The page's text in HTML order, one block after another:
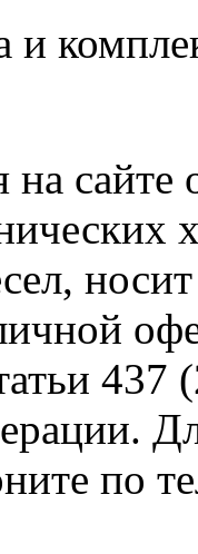
и
сайте
437
по